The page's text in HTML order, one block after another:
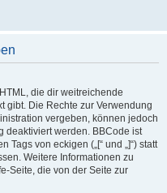
die dir weitreichende
gibt. Die Rechte zur Verwendung
vergeben, können jedoch
deaktiviert werden. BBCode ist
von eckigen („[“ und „]“) statt
Weitere Informationen zu
Seite, die von der Seite zur